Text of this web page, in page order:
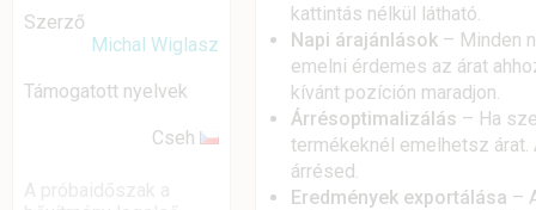
Szerző
Michal Wiglasz
Támogatott nyelvek
Cseh
kattintás nélkül látható.
Napi árajánlások – Minden
emelni érdemes az árat
kívánt pozíción maradjon.
Árrésoptimalizálás – Ha
termékeknél emelhetsz
árrésed.
Eredmények exportálása –